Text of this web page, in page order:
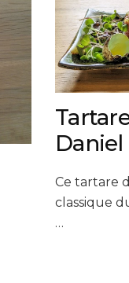
Daniel
Ce tartare
classique
…